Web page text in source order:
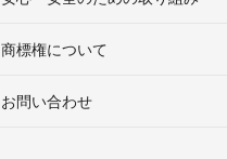
商標権について
お問い合わせ